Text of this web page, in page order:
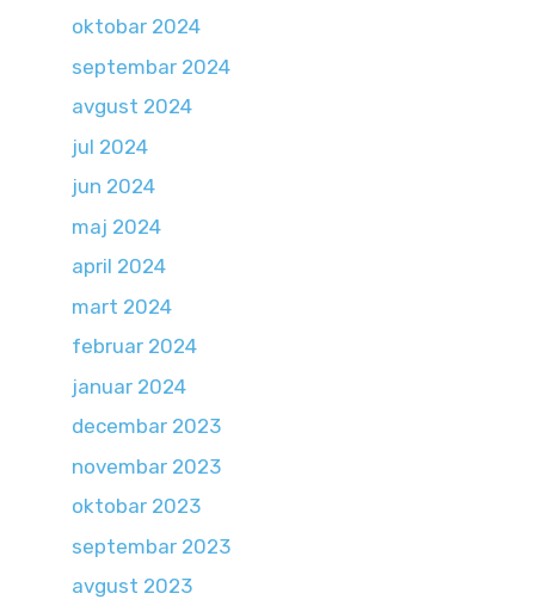
oktobar 2024
septembar 2024
avgust 2024
jul 2024
jun 2024
maj 2024
april 2024
mart 2024
februar 2024
januar 2024
decembar 2023
novembar 2023
oktobar 2023
septembar 2023
avgust 2023